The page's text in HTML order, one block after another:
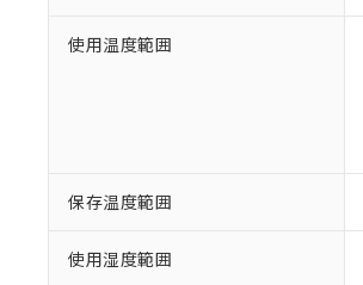
使用温度範囲
保存温度範囲
使用湿度範囲